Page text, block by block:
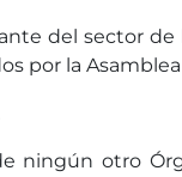
del sector de
por la
ningún otro